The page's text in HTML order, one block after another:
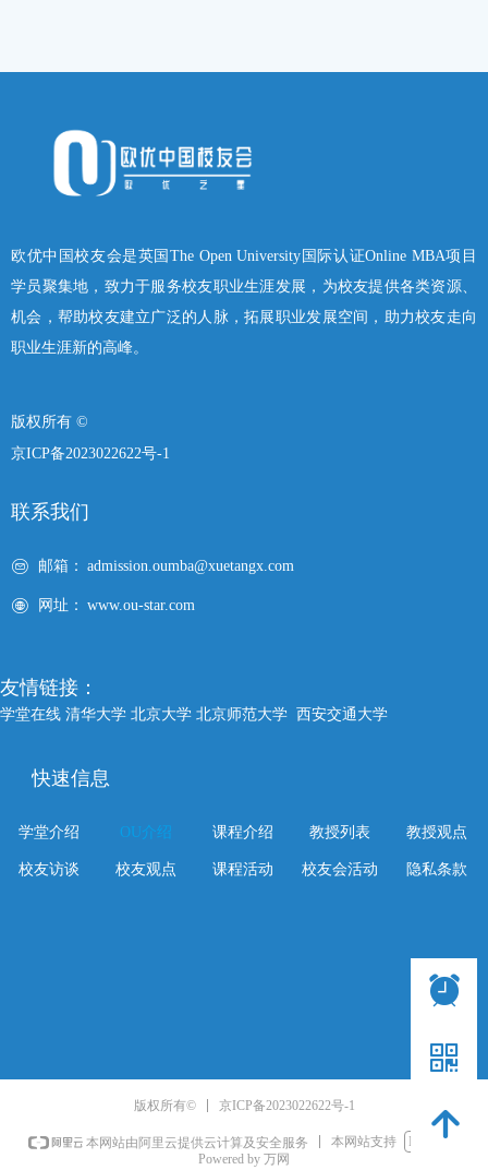
快速信息
学堂介绍 OU介绍 课程介绍 教授列表 教授观点
友情链接：
学堂在线 清华大学 北京大学 北京师范大学 西安交通大学
联系我们
邮箱： admission.oumba@xuetangx.com
网址： www.ou-star.com
欧优中国校友会是英国The Open University国际认证Online MBA项目
学员聚集地，致力于服务校友职业生涯发展，为校友提供各类资源、
机会，帮助校友建立广泛的人脉，拓展职业发展空间，助力校友走向
职业生涯新的高峰。
版权所有 ©
京ICP备2023022622号-1
校友访谈 校友观点 课程活动 校友会活动 隐私条款
版权所有© 京ICP备2023022622号-1
本网站由阿里云提供云计算及安全服务 本网站支持
IPv6
Powered by 万网
뀥
낃
녕